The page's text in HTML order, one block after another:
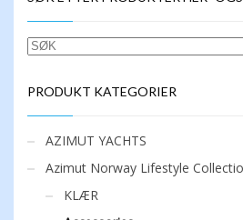
SØK
PRODUKT KATEGORIER
AZIMUT YACHTS
Azimut Norway Lifestyle
KLÆR